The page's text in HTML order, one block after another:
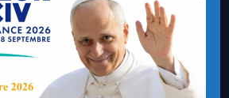
ma Paroisse
un service
une permanence
Recrutement